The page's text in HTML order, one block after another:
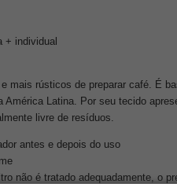
+ individual
mais rústicos de preparar café. É
América Latina. Por seu tecido
livre de resíduos.
antes e depois do uso
não é tratado adequadamente, o